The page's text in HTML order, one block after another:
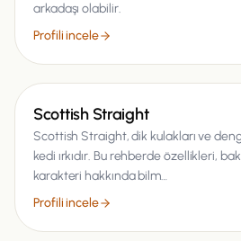
arkadaşı olabilir.
Profili incele
Scottish Straight
Scottish Straight, dik kulakları ve
kedi ırkıdır. Bu rehberde özellikleri,
karakteri hakkında bilm…
Profili incele